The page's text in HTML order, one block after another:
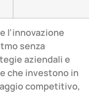
l’innovazione
senza
aziendali e
che investono in
competitivo,